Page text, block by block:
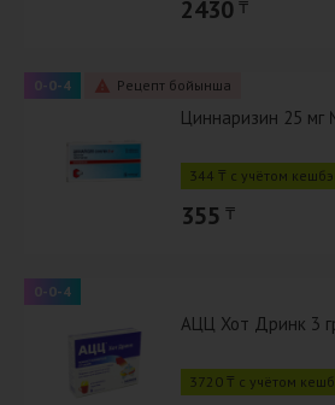
2430 ₸
0-0-4 Рецепт бойынша
Циннаризин 25 мг
344 ₸ с учётом
355 ₸
0-0-4
АЦЦ Хот Дринк 3
3720 ₸ с учётом